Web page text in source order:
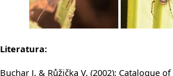
Literatura:
Buchar J. & Růžička V. (2002): Catalogue